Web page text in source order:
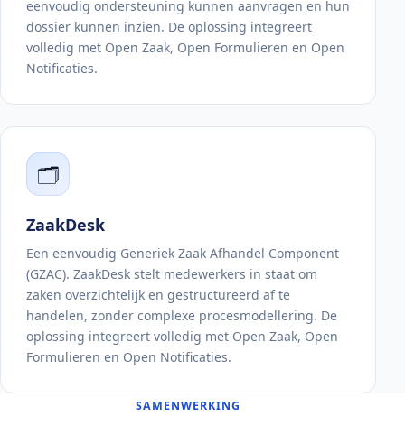
eenvoudig ondersteuning kunnen aanvragen en hun
dossier kunnen inzien. De oplossing integreert
volledig met Open Zaak, Open Formulieren en Open
Notificaties.
🗂️
ZaakDesk
Een eenvoudig Generiek Zaak Afhandel Component
(GZAC). ZaakDesk stelt medewerkers in staat om
zaken overzichtelijk en gestructureerd af te
handelen, zonder complexe procesmodellering. De
oplossing integreert volledig met Open Zaak, Open
Formulieren en Open Notificaties.
SAMENWERKING